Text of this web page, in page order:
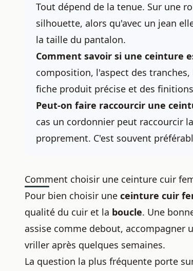
Tout dépend de la tenue. Sur une
silhouette, alors qu'avec un jean
la taille du pantalon.
Comment savoir si une ceinture
composition, l'aspect des
fiche produit précise et des
Peut-on faire raccourcir une
cas un cordonnier peut raccourcir
proprement. C'est souvent
Comment choisir une ceinture cuir
Pour bien choisir une ceinture cuir
qualité du cuir et la boucle. Une
assise comme debout, accompagner
vriller après quelques semaines.
La question la plus fréquente porte